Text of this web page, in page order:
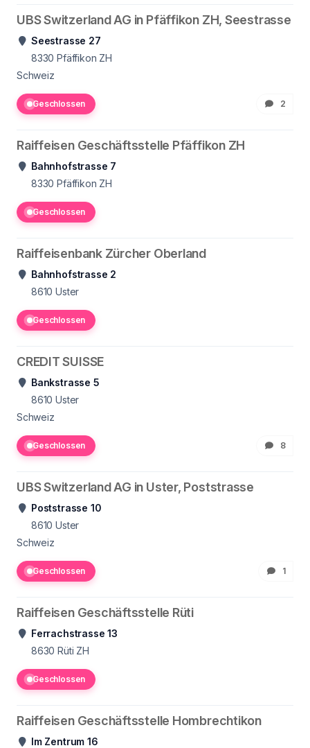
UBS Switzerland AG in Pfäffikon ZH, Seestrasse
Seestrasse 27
8330 Pfäffikon ZH
Schweiz
Geschlossen 2
Raiffeisen Geschäftsstelle Pfäffikon ZH
Bahnhofstrasse 7
8330 Pfäffikon ZH
Geschlossen
Raiffeisenbank Zürcher Oberland
Bahnhofstrasse 2
8610 Uster
Geschlossen
CREDIT SUISSE
Bankstrasse 5
8610 Uster
Schweiz
Geschlossen 8
UBS Switzerland AG in Uster, Poststrasse
Poststrasse 10
8610 Uster
Schweiz
Geschlossen 1
Raiffeisen Geschäftsstelle Rüti
Ferrachstrasse 13
8630 Rüti ZH
Geschlossen
Raiffeisen Geschäftsstelle Hombrechtikon
Im Zentrum 16